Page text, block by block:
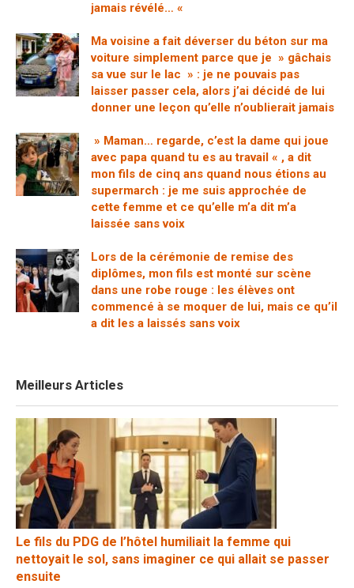
jamais révélé… «
Ma voisine a fait déverser du béton sur ma
voiture simplement parce que je » gâchais
sa vue sur le lac » : je ne pouvais pas
laisser passer cela, alors j’ai décidé de lui
donner une leçon qu’elle n’oublierait jamais
» Maman… regarde, c’est la dame qui joue
avec papa quand tu es au travail « , a dit
mon fils de cinq ans quand nous étions au
supermarch : je me suis approchée de
cette femme et ce qu’elle m’a dit m’a
laissée sans voix
Lors de la cérémonie de remise des
diplômes, mon fils est monté sur scène
dans une robe rouge : les élèves ont
commencé à se moquer de lui, mais ce qu’il
a dit les a laissés sans voix
Meilleurs Articles
Le fils du PDG de l’hôtel humiliait la femme qui
nettoyait le sol, sans imaginer ce qui allait se passer
ensuite